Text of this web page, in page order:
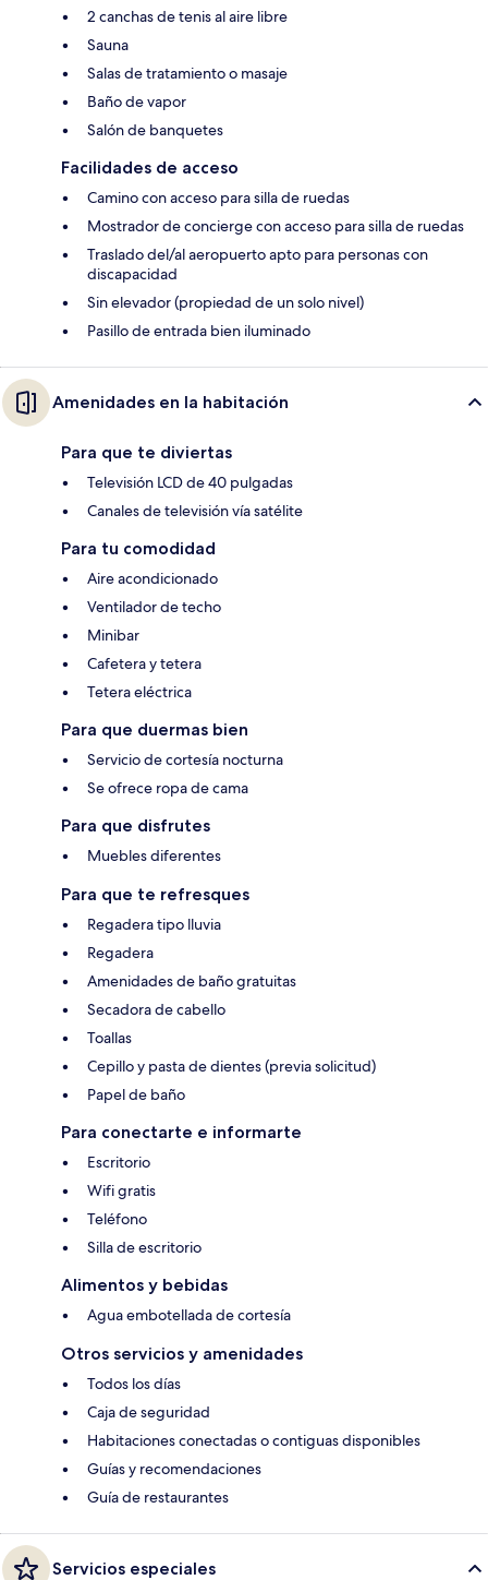
2 canchas de tenis al aire libre
Sauna
Salas de tratamiento o masaje
Baño de vapor
Salón de banquetes
Facilidades de acceso
Camino con acceso para silla de ruedas
Mostrador de concierge con acceso para silla de ruedas
Traslado del/al aeropuerto apto para personas con
discapacidad
Sin elevador (propiedad de un solo nivel)
Pasillo de entrada bien iluminado
Amenidades en la habitación
Para que te diviertas
Televisión LCD de 40 pulgadas
Canales de televisión vía satélite
Para tu comodidad
Aire acondicionado
Ventilador de techo
Minibar
Cafetera y tetera
Tetera eléctrica
Para que duermas bien
Servicio de cortesía nocturna
Se ofrece ropa de cama
Para que disfrutes
Muebles diferentes
Para que te refresques
Regadera tipo lluvia
Regadera
Amenidades de baño gratuitas
Secadora de cabello
Toallas
Cepillo y pasta de dientes (previa solicitud)
Papel de baño
Para conectarte e informarte
Escritorio
Wifi gratis
Teléfono
Silla de escritorio
Alimentos y bebidas
Agua embotellada de cortesía
Otros servicios y amenidades
Todos los días
Caja de seguridad
Habitaciones conectadas o contiguas disponibles
Guías y recomendaciones
Guía de restaurantes
Servicios especiales